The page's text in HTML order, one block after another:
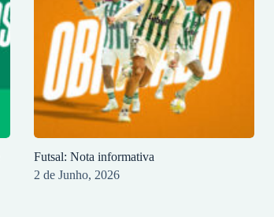
Futsal: Nota informativa
2 de Junho, 2026